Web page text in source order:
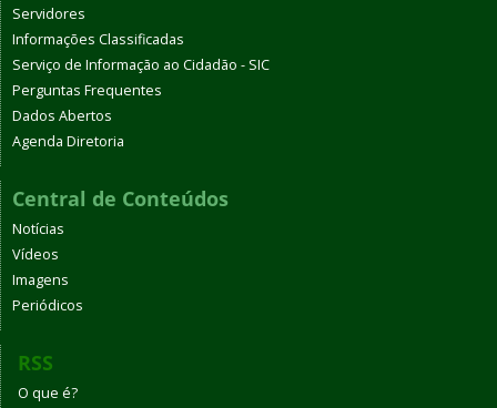
Servidores
Informações Classificadas
Serviço de Informação ao Cidadão - SIC
Perguntas Frequentes
Dados Abertos
Agenda Diretoria
Central de Conteúdos
Notícias
Vídeos
Imagens
Periódicos
RSS
O que é?